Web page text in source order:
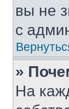
вы не
с
»
На